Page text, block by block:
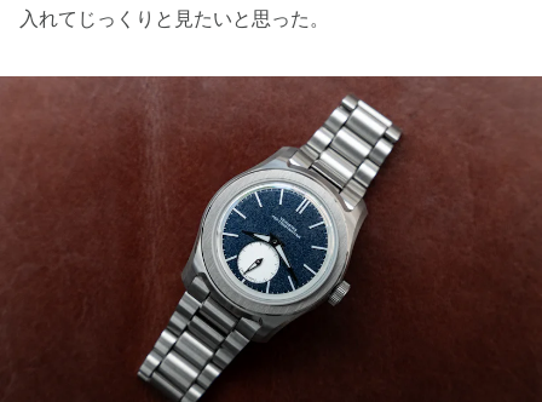
入れてじっくりと見たいと思った。